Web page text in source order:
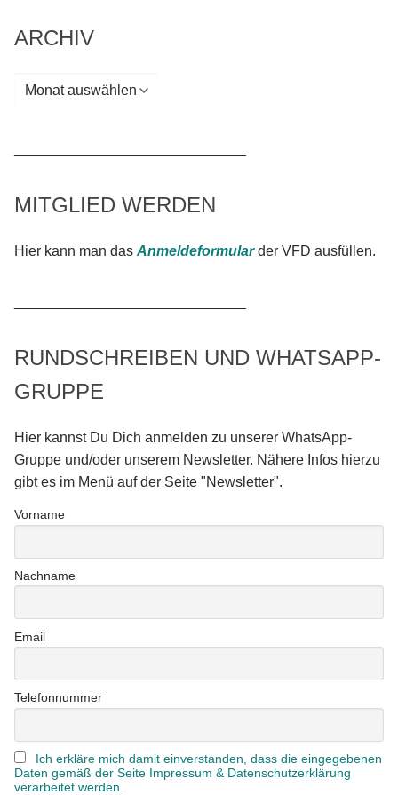
ARCHIV
Archiv
MITGLIED WERDEN
Hier kann man das Anmeldeformularder VFD ausfüllen.
RUNDSCHREIBEN UND WHATSAPP-
GRUPPE
Hier kannst Du Dich anmelden zu unserer WhatsApp-
Gruppe und/oder unserem Newsletter. Nähere Infos hierzu
gibt es im Menü auf der Seite "Newsletter".
Vorname
Nachname
Email
Telefonnummer
Ich erkläre mich damit einverstanden, dass die eingegebenen
Daten gemäß der Seite Impressum & Datenschutzerklärung
verarbeitet werden.